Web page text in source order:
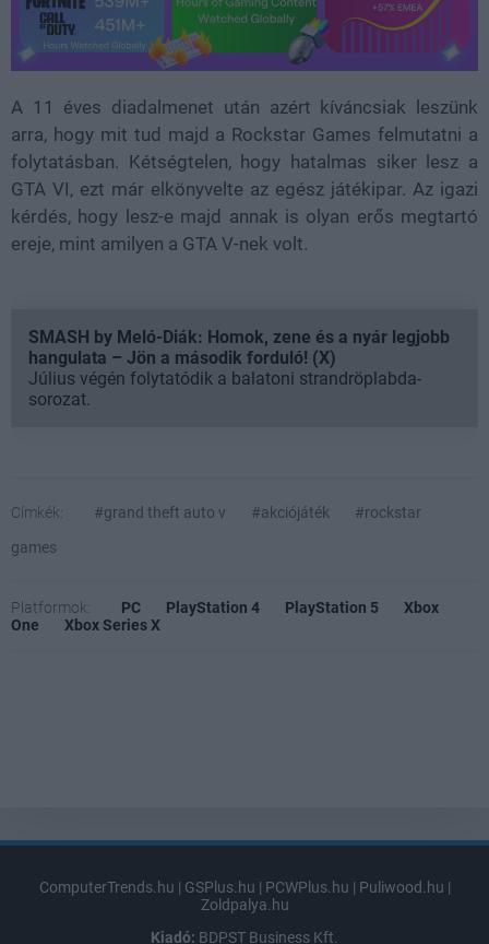
A 11 éves diadalmenet után azért kíváncsiak leszünk
arra, hogy mit tud majd a Rockstar Games felmutatni a
folytatásban. Kétségtelen, hogy hatalmas siker lesz a
GTA VI, ezt már elkönyvelte az egész játékipar. Az igazi
kérdés, hogy lesz-e majd annak is olyan erős megtartó
ereje, mint amilyen a GTA V-nek volt.
SMASH by Meló-Diák: Homok, zene és a nyár legjobb
hangulata – Jön a második forduló! (X)
Július végén folytatódik a balatoni strandröplabda-
sorozat.
Címkék: #grand theft auto v #akciójáték
#rockstar
games
Platformok: PC PlayStation 4 PlayStation 5
Xbox
One
Xbox Series X
ComputerTrends.hu | GSPlus.hu | PCWPlus.hu | Puliwood.hu |
Zoldpalya.hu
Kiadó: BDPST Business Kft.